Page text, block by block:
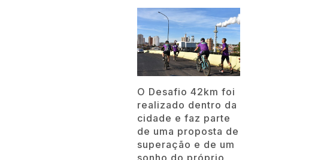
O Desafio 42km foi
realizado dentro da
cidade e faz parte
de uma proposta de
superação e de um
sonho do próprio